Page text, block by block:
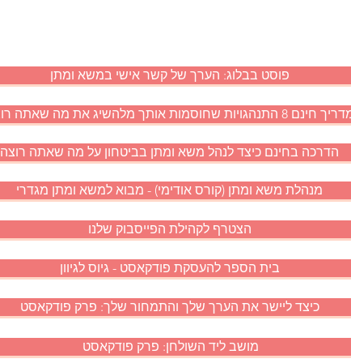
פוסט בבלוג: הערך של קשר אישי במשא ומתן
חינם 8 התנהגויות שחוסמות אותך מלהשיג את מה שאתה רוצה
הדרכה בחינם כיצד לנהל משא ומתן בביטחון על מה שאתה רוצה
מנהלת משא ומתן (קורס אודימי) - מבוא למשא ומתן מגדרי
הצטרף לקהילת הפייסבוק שלנו
בית הספר להעסקת פודקאסט - גיוס לגיוון
כיצד ליישר את הערך שלך והתמחור שלך: פרק פודקאסט
מושב ליד השולחן: פרק פודקאסט